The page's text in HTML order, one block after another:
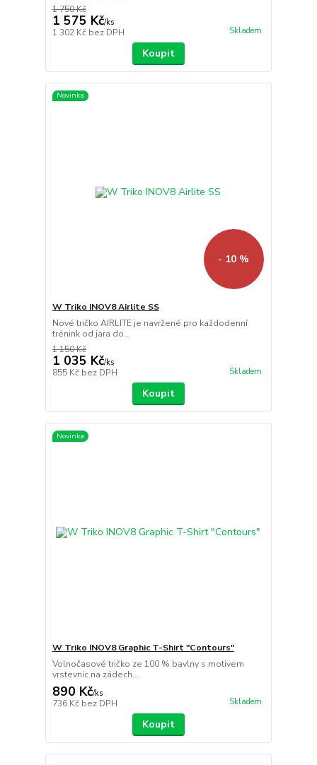
1 750 Kč
1 575 Kč/ks
1 302 Kč bez DPH Skladem
Koupit
Novinka
- 10 %
W Triko INOV8 Airlite SS
Nové tričko AIRLITE je navržené pro každodenní
trénink od jara do...
1 150 Kč
1 035 Kč/ks
855 Kč bez DPH Skladem
Koupit
Novinka
W Triko INOV8 Graphic T-Shirt "Contours"
Volnočasové tričko ze 100 % bavlny s motivem
vrstevnic na zádech...
890 Kč/ks
736 Kč bez DPH Skladem
Koupit